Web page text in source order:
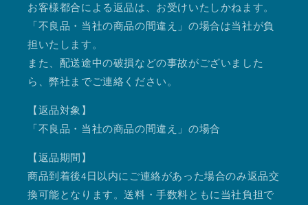
お客様都合による返品は、お受けいたしかねます。
「不良品・当社の商品の間違え」の場合は当社が負
担いたします。
また、配送途中の破損などの事故がございました
ら、弊社までご連絡ください。
【返品対象】
「不良品・当社の商品の間違え」の場合
【返品期間】
商品到着後4日以内にご連絡があった場合のみ返品交
換可能となります。送料・手数料ともに当社負担で